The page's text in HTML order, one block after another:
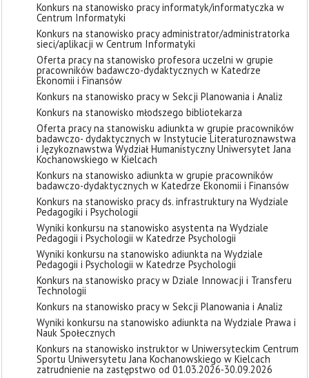
Konkurs na stanowisko pracy informatyk/informatyczka w
Centrum Informatyki
Konkurs na stanowisko pracy administrator/administratorka
sieci/aplikacji w Centrum Informatyki
Oferta pracy na stanowisko profesora uczelni w grupie
pracowników badawczo-dydaktycznych w Katedrze
Ekonomii i Finansów
Konkurs na stanowisko pracy w Sekcji Planowania i Analiz
Konkurs na stanowisko młodszego bibliotekarza
Oferta pracy na stanowisku adiunkta w grupie pracowników
badawczo- dydaktycznych w Instytucie Literaturoznawstwa
i Językoznawstwa Wydział Humanistyczny Uniwersytet Jana
Kochanowskiego w Kielcach
Konkurs na stanowisko adiunkta w grupie pracowników
badawczo-dydaktycznych w Katedrze Ekonomii i Finansów
Konkurs na stanowisko pracy ds. infrastruktury na Wydziale
Pedagogiki i Psychologii
Wyniki konkursu na stanowisko asystenta na Wydziale
Pedagogii i Psychologii w Katedrze Psychologii
Wyniki konkursu na stanowisko adiunkta na Wydziale
Pedagogii i Psychologii w Katedrze Psychologii
Konkurs na stanowisko pracy w Dziale Innowacji i Transferu
Technologii
Konkurs na stanowisko pracy w Sekcji Planowania i Analiz
Wyniki konkursu na stanowisko adiunkta na Wydziale Prawa i
Nauk Społecznych
Konkurs na stanowisko instruktor w Uniwersyteckim Centrum
Sportu Uniwersytetu Jana Kochanowskiego w Kielcach
zatrudnienie na zastępstwo od 01.03.2026-30.09.2026